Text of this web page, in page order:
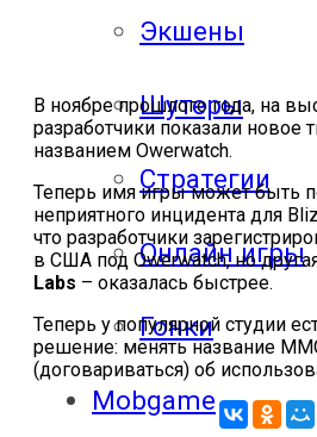
Экшены
Шутеры
Стратегии
Онлайн игры
Гонки
Mobgame
В ноябре прошлого года, на
разработчики показали новое
названием Owerwatch.
Теперь имя игры может быть
неприятного инцидента для
что разработчики
в США под Owerwatch, но
Labs – оказалась быстрее.
Теперь у популярной студии
решение: менять название
(договариваться) об